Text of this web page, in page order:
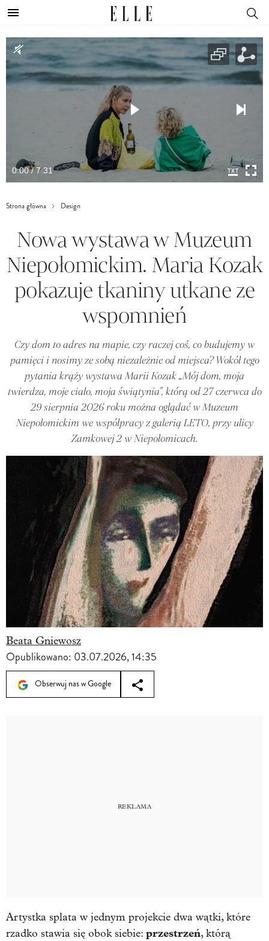
0:00 / 7:31
Strona główna Design
Nowa wystawa w Muzeum
Niepołomickim. Maria Kozak
pokazuje tkaniny utkane ze
wspomnień
Czy dom to adres na mapie, czy raczej coś, co budujemy w
pamięci i nosimy ze sobą niezależnie od miejsca? Wokół tego
pytania krąży wystawa Marii Kozak „Mój dom, moja
twierdza, moje ciało, moja świątynia", którą od 27 czerwca do
29 sierpnia 2026 roku można oglądać w Muzeum
Niepołomickim we współpracy z galerią LETO, przy ulicy
Zamkowej 2 w Niepołomicach.
Beata Gniewosz
Opublikowano: 03.07.2026, 14:35
Obserwuj nas w Google
Artystka splata w jednym projekcie dwa wątki, które
rzadko stawia się obok siebie: przestrzeń, którą